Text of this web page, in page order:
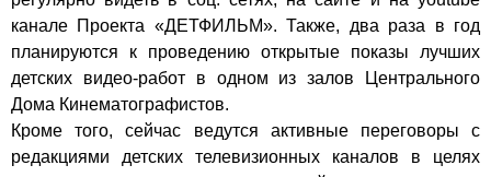
канале Проекта «ДЕТФИЛЬМ». Также, два раза в год
планируются к проведению открытые показы лучших
детских видео-работ в одном из залов Центрального
Дома Кинематографистов.
Кроме того, сейчас ведутся активные переговоры с
редакциями детских телевизионных каналов в целях